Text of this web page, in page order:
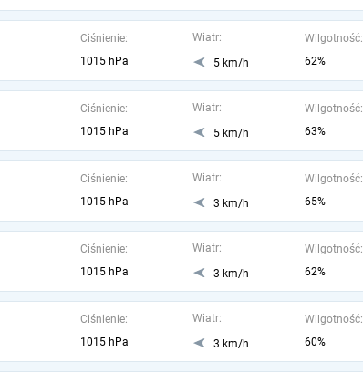
Ciśnienie:
1015 hPa
Wiatr:
5 km/h
Wilgotność:
62%
Ciśnienie:
1015 hPa
Wiatr:
5 km/h
Wilgotność:
63%
Ciśnienie:
1015 hPa
Wiatr:
3 km/h
Wilgotność:
65%
Ciśnienie:
1015 hPa
Wiatr:
3 km/h
Wilgotność:
62%
Ciśnienie:
1015 hPa
Wiatr:
3 km/h
Wilgotność:
60%